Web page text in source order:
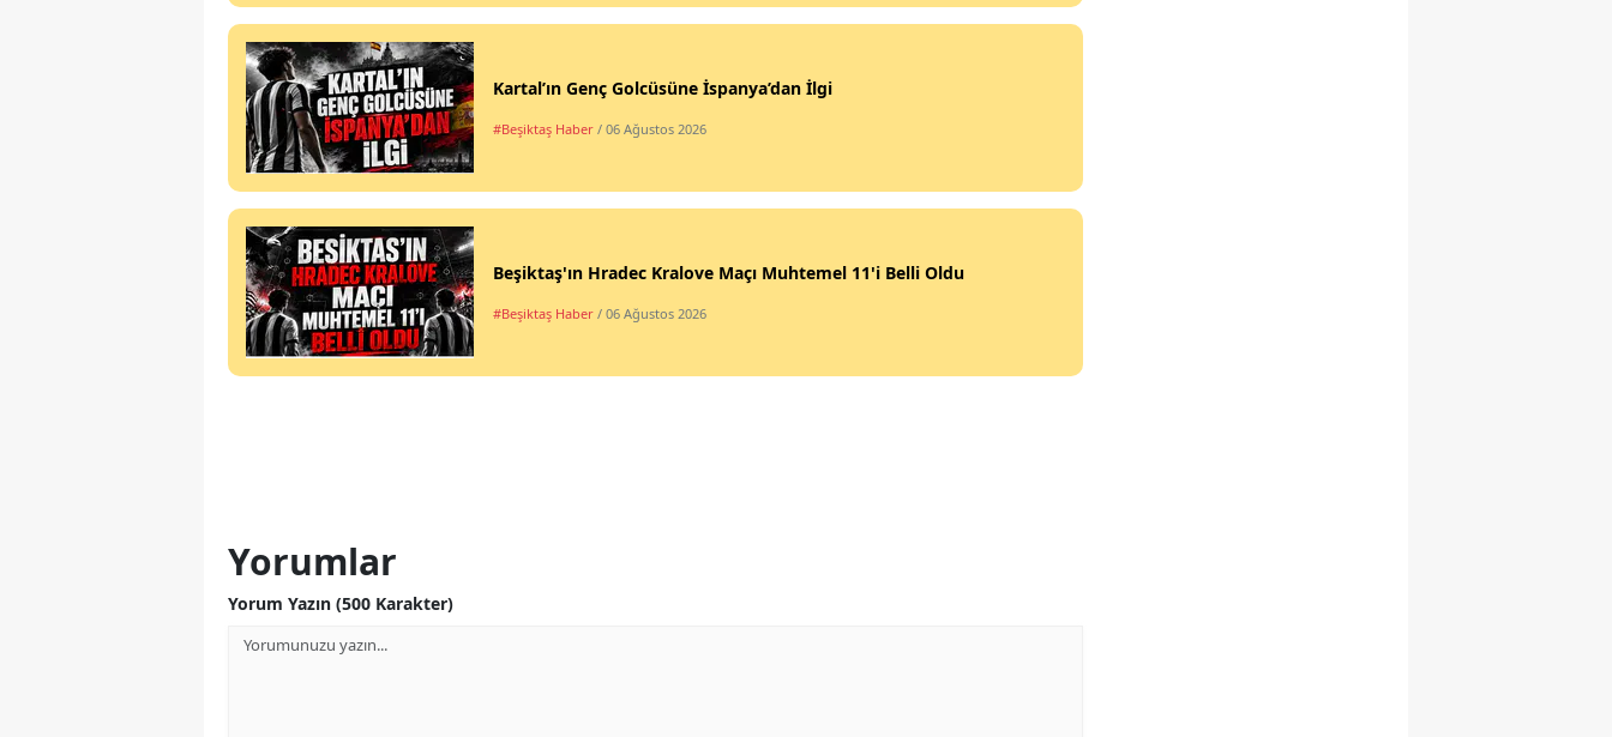
Kartal’ın Genç Golcüsüne İspanya’dan İlgi
#Beşiktaş Haber / 06 Ağustos 2026
Beşiktaş'ın Hradec Kralove Maçı Muhtemel 11'i Belli Oldu
#Beşiktaş Haber / 06 Ağustos 2026
Yorumlar
Yorum Yazın (500 Karakter)